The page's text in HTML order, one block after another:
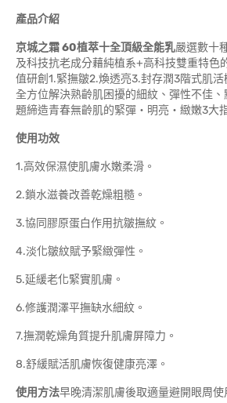
產品介紹
京城之霜60植萃十全頂級全能乳嚴選數十
及科技抗老成分藉純植系+高科技雙重特色
值研創1.緊撫皺2.煥透亮3.封存潤3階式肌
全方位解決熟齡肌困擾的細紋、彈性不佳
題締造青春無齡肌的緊彈‧明亮‧緻嫩3大
使用功效
1.高效保濕使肌膚水嫩柔滑。
2.鎖水滋養改善乾燥粗糙。
3.協同膠原蛋白作用抗皺撫紋。
4.淡化皺紋賦予緊緻彈性。
5.延緩老化緊實肌膚。
6.修護潤澤平撫缺水細紋。
7.撫潤乾燥角質提升肌膚屏障力。
8.舒緩賦活肌膚恢復健康亮澤。
使用方法早晚清潔肌膚後取適量避開眼周使